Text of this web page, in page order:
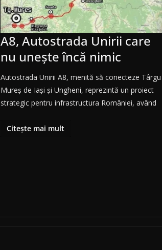
A8, Autostrada Unirii care
nu unește încă nimic
Autostrada Unirii A8, menită să conecteze Târgu
Mureș de Iași și Ungheni, reprezintă un proiect
strategic pentru infrastructura României, având
Citește mai mult